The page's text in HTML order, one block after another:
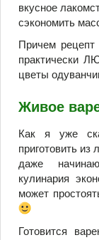
вкусное
сэкономить
Причем рецепт
практически
цветы
Живое
Как я уже
приготовить из
даже
кулинария
может
Готовится